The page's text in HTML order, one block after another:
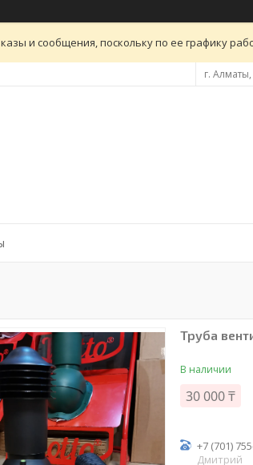
и сообщения, поскольку по ее графику
г.
Труба
В наличии
30 000 ₸
+7 (701)
Дмитрий